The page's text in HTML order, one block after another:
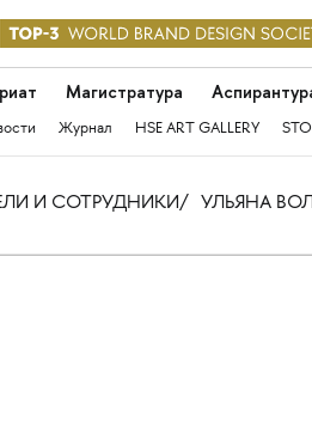
Магистратура
Журнал HSE ART GALLERY
И СОТРУДНИКИ УЛЬЯНА